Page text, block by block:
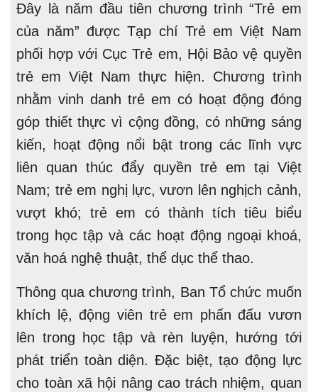
Đây là năm đầu tiên chương trình “Trẻ em
của năm” được Tạp chí Trẻ em Việt Nam
phối hợp với Cục Trẻ em, Hội Bảo vệ quyền
trẻ em Việt Nam thực hiện. Chương trình
nhằm vinh danh trẻ em có hoạt động đóng
góp thiết thực vì cộng đồng, có những sáng
kiến, hoạt động nổi bật trong các lĩnh vực
liên quan thúc đẩy quyền trẻ em tại Việt
Nam; trẻ em nghị lực, vươn lên nghịch cảnh,
vượt khó; trẻ em có thành tích tiêu biểu
trong học tập và các hoạt động ngoại khoá,
văn hoá nghệ thuật, thể dục thể thao.
Thông qua chương trình, Ban Tổ chức muốn
khích lệ, động viên trẻ em phấn đấu vươn
lên trong học tập và rèn luyện, hướng tới
phát triển toàn diện. Đặc biệt, tạo động lực
cho toàn xã hội nâng cao trách nhiệm, quan